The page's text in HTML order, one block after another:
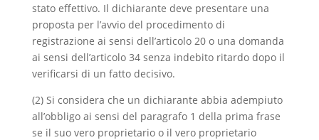
stato effettivo. Il dichiarante deve presentare una
proposta per l’avvio del procedimento di
registrazione ai sensi dell’articolo 20 o una domanda
ai sensi dell’articolo 34 senza indebito ritardo dopo il
verificarsi di un fatto decisivo.
(2) Si considera che un dichiarante abbia adempiuto
all’obbligo ai sensi del paragrafo 1 della prima frase
se il suo vero proprietario o il vero proprietario